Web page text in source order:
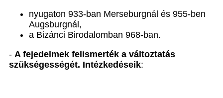
nyugaton 933-ban Merseburgnál és 955-ben
Augsburgnál,
a Bizánci Birodalomban 968-ban.
- A fejedelmek felismerték a változtatás
szükségességét. Intézkedéseik: